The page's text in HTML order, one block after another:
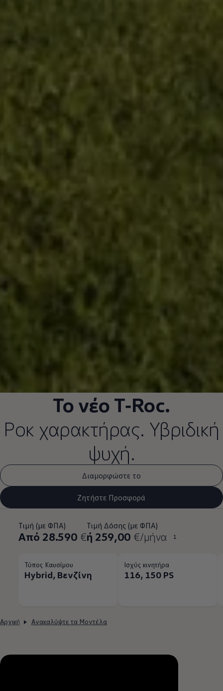
Το νέο T‑Roc.
Ροκ χαρακτήρας. Υβριδική
ψυχή.
Διαμορφώστε το
Ζητήστε Προσφορά
Τιμή (με ΦΠΑ)
Από 28.590 €
Τιμή Δόσης (με ΦΠΑ)
ή 259,00 €/μήνα 1
Τύπος Καυσίμου
Hybrid, Βενζίνη
Ισχύς κινητήρα
116, 150 PS
Αρχική Ανακαλύψτε τα Μοντέλα